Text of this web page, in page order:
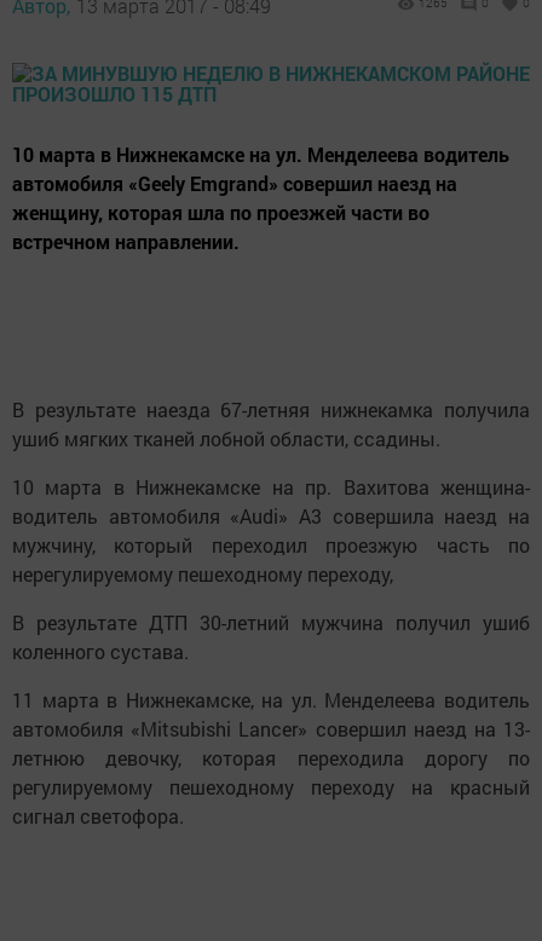
Автор, 13 марта 2017 - 08:49 1265 0 0
10 марта в Нижнекамске на ул. Менделеева водитель
автомобиля «Geely Emgrand» совершил наезд на
женщину, которая шла по проезжей части во
встречном направлении.
В результате наезда 67-летняя нижнекамка получила
ушиб мягких тканей лобной области, ссадины.
10 марта в Нижнекамске на пр. Вахитова женщина-
водитель автомобиля «Audi» А3 совершила наезд на
мужчину, который переходил проезжую часть по
нерегулируемому пешеходному переходу,
В результате ДТП 30-летний мужчина получил ушиб
коленного сустава.
11 марта в Нижнекамске, на ул. Менделеева водитель
автомобиля «Mitsubishi Lancer» совершил наезд на 13-
летнюю девочку, которая переходила дорогу по
регулируемому пешеходному переходу на красный
сигнал светофора.